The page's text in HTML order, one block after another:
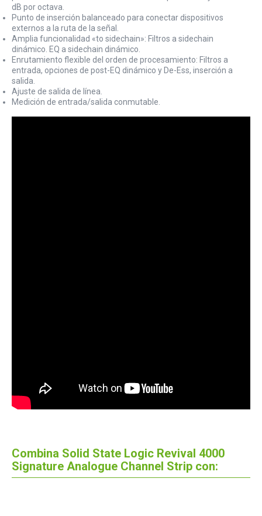
dB por octava.
Punto de inserción balanceado para conectar dispositivos
externos a la ruta de la señal.
Amplia funcionalidad «to sidechain»: Filtros a sidechain
dinámico. EQ a sidechain dinámico.
Enrutamiento flexible del orden de procesamiento: Filtros a
entrada, opciones de post-EQ dinámico y De-Ess, inserción a
salida.
Ajuste de salida de línea.
Medición de entrada/salida conmutable.
Combina Solid State Logic Revival 4000
Signature Analogue Channel Strip con: